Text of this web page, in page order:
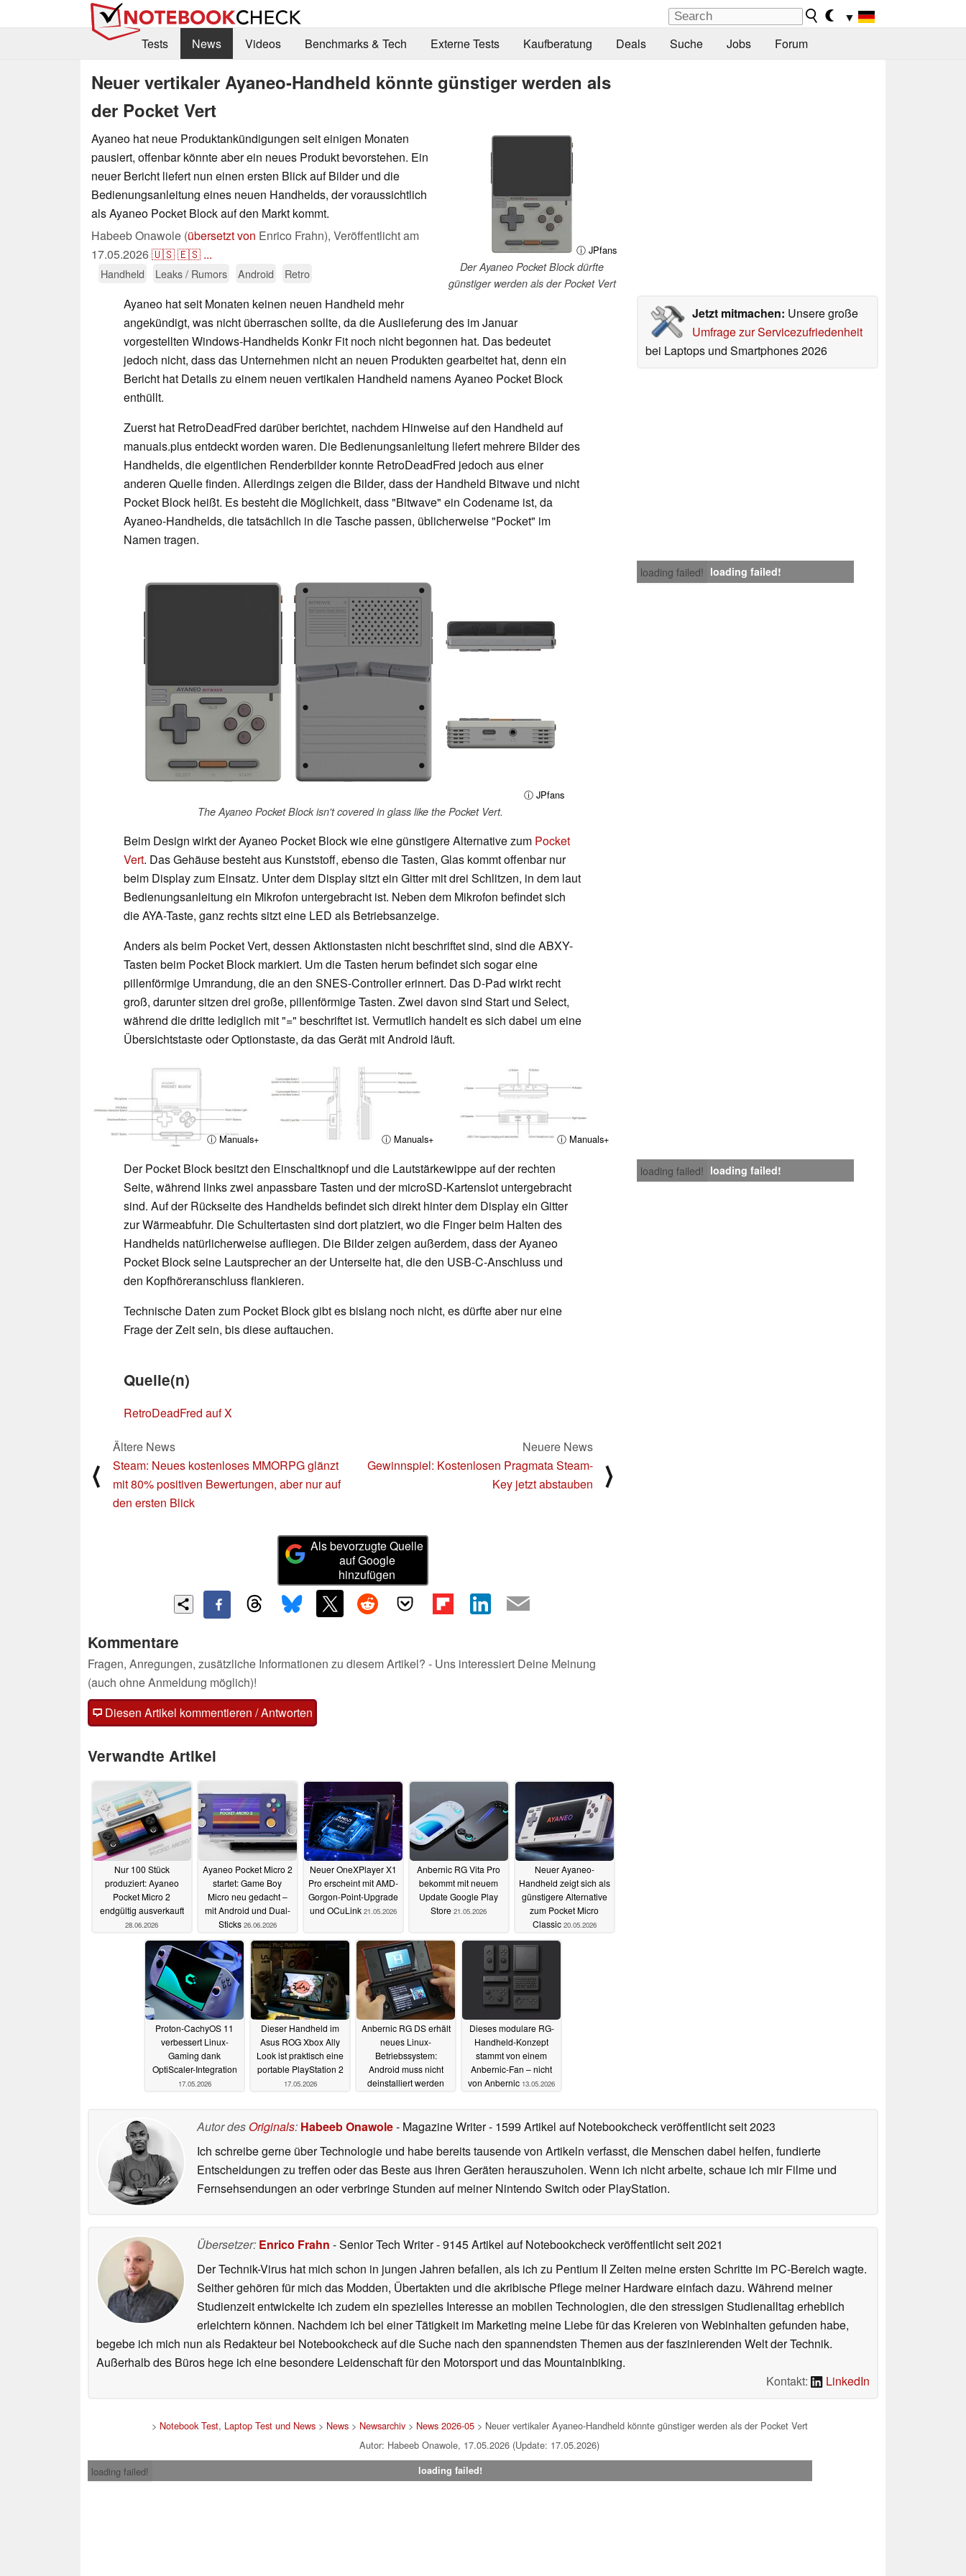
▼
Tests
News Videos Benchmarks & Tech Externe Tests Kaufberatung Deals Suche Jobs Forum
Neuer vertikaler Ayaneo-Handheld könnte günstiger werden als
der Pocket Vert
ⓘ JPfans
Der Ayaneo Pocket Block dürfte
günstiger werden als der Pocket Vert
Ayaneo hat neue Produktankündigungen seit einigen Monaten
pausiert, offenbar könnte aber ein neues Produkt bevorstehen. Ein
neuer Bericht liefert nun einen ersten Blick auf Bilder und die
Bedienungsanleitung eines neuen Handhelds, der voraussichtlich
als Ayaneo Pocket Block auf den Markt kommt.
Habeeb Onawole (übersetzt von Enrico Frahn), Veröffentlicht am
17.05.2026🇺🇸🇪🇸 ...
Handheld Leaks / Rumors Android Retro
Jetzt mitmachen: Unsere große
Umfrage zur Servicezufriedenheit
bei Laptops und Smartphones 2026
Ayaneo hat seit Monaten keinen neuen Handheld mehr
angekündigt, was nicht überraschen sollte, da die Auslieferung des im Januar
vorgestellten Windows-Handhelds Konkr Fit noch nicht begonnen hat. Das bedeutet
jedoch nicht, dass das Unternehmen nicht an neuen Produkten gearbeitet hat, denn ein
Bericht hat Details zu einem neuen vertikalen Handheld namens Ayaneo Pocket Block
enthüllt.
Zuerst hat RetroDeadFred darüber berichtet, nachdem Hinweise auf den Handheld auf
manuals.plus entdeckt worden waren. Die Bedienungsanleitung liefert mehrere Bilder des
Handhelds, die eigentlichen Renderbilder konnte RetroDeadFred jedoch aus einer
anderen Quelle finden. Allerdings zeigen die Bilder, dass der Handheld Bitwave und nicht
Pocket Block heißt. Es besteht die Möglichkeit, dass "Bitwave" ein Codename ist, da
Ayaneo-Handhelds, die tatsächlich in die Tasche passen, üblicherweise "Pocket" im
Namen tragen.
loading failed! loading failed!
ⓘ JPfans
The Ayaneo Pocket Block isn't covered in glass like the Pocket Vert.
Beim Design wirkt der Ayaneo Pocket Block wie eine günstigere Alternative zum Pocket
Vert. Das Gehäuse besteht aus Kunststoff, ebenso die Tasten, Glas kommt offenbar nur
beim Display zum Einsatz. Unter dem Display sitzt ein Gitter mit drei Schlitzen, in dem laut
Bedienungsanleitung ein Mikrofon untergebracht ist. Neben dem Mikrofon befindet sich
die AYA-Taste, ganz rechts sitzt eine LED als Betriebsanzeige.
Anders als beim Pocket Vert, dessen Aktionstasten nicht beschriftet sind, sind die ABXY-
Tasten beim Pocket Block markiert. Um die Tasten herum befindet sich sogar eine
pillenförmige Umrandung, die an den SNES-Controller erinnert. Das D-Pad wirkt recht
groß, darunter sitzen drei große, pillenförmige Tasten. Zwei davon sind Start und Select,
während die dritte lediglich mit "=" beschriftet ist. Vermutlich handelt es sich dabei um eine
Übersichtstaste oder Optionstaste, da das Gerät mit Android läuft.
ⓘ Manuals+ ⓘ Manuals+ ⓘ Manuals+
loading failed! loading failed!
Der Pocket Block besitzt den Einschaltknopf und die Lautstärkewippe auf der rechten
Seite, während links zwei anpassbare Tasten und der microSD-Kartenslot untergebracht
sind. Auf der Rückseite des Handhelds befindet sich direkt hinter dem Display ein Gitter
zur Wärmeabfuhr. Die Schultertasten sind dort platziert, wo die Finger beim Halten des
Handhelds natürlicherweise aufliegen. Die Bilder zeigen außerdem, dass der Ayaneo
Pocket Block seine Lautsprecher an der Unterseite hat, die den USB-C-Anschluss und
den Kopfhöreranschluss flankieren.
Technische Daten zum Pocket Block gibt es bislang noch nicht, es dürfte aber nur eine
Frage der Zeit sein, bis diese auftauchen.
Quelle(n)
RetroDeadFred auf X
⟨
Ältere News
Steam: Neues kostenloses MMORPG glänzt
mit 80% positiven Bewertungen, aber nur auf
den ersten Blick
Neuere News
Gewinnspiel: Kostenlosen Pragmata Steam-
Key jetzt abstauben
⟩
Als bevorzugte Quelle
auf Google
hinzufügen
Kommentare
Fragen, Anregungen, zusätzliche Informationen zu diesem Artikel? - Uns interessiert Deine Meinung
(auch ohne Anmeldung möglich)!
Diesen Artikel kommentieren / Antworten
Verwandte Artikel
Nur 100 Stück
produziert: Ayaneo
Pocket Micro 2
endgültig ausverkauft
28.06.2026
Ayaneo Pocket Micro 2
startet: Game Boy
Micro neu gedacht –
mit Android und Dual-
Sticks 26.06.2026
Neuer OneXPlayer X1
Pro erscheint mit AMD-
Gorgon-Point-Upgrade
und OCuLink 21.05.2026
Anbernic RG Vita Pro
bekommt mit neuem
Update Google Play
Store 21.05.2026
Neuer Ayaneo-
Handheld zeigt sich als
günstigere Alternative
zum Pocket Micro
Classic 20.05.2026
Proton-CachyOS 11
verbessert Linux-
Gaming dank
OptiScaler-Integration
17.05.2026
Dieser Handheld im
Asus ROG Xbox Ally
Look ist praktisch eine
portable PlayStation 2
17.05.2026
Anbernic RG DS erhält
neues Linux-
Betriebssystem:
Android muss nicht
deinstalliert werden
Dieses modulare RG-
Handheld-Konzept
stammt von einem
Anbernic-Fan – nicht
von Anbernic 13.05.2026
Autor des Originals: Habeeb Onawole- Magazine Writer- 1599 Artikel auf Notebookcheck veröffentlichtseit 2023
Ich schreibe gerne über Technologie und habe bereits tausende von Artikeln verfasst, die Menschen dabei helfen, fundierte
Entscheidungen zu treffen oder das Beste aus ihren Geräten herauszuholen. Wenn ich nicht arbeite, schaue ich mir Filme und
Fernsehsendungen an oder verbringe Stunden auf meiner Nintendo Switch oder PlayStation.
Übersetzer: Enrico Frahn - Senior Tech Writer- 9145 Artikel auf Notebookcheck veröffentlichtseit 2021
Der Technik-Virus hat mich schon in jungen Jahren befallen, als ich zu Pentium II Zeiten meine ersten Schritte im PC-Bereich wagte.
Seither gehören für mich das Modden, Übertakten und die akribische Pflege meiner Hardware einfach dazu. Während meiner
Studienzeit entwickelte ich zudem ein spezielles Interesse an mobilen Technologien, die den stressigen Studienalltag erheblich
erleichtern können. Nachdem ich bei einer Tätigkeit im Marketing meine Liebe für das Kreieren von Webinhalten gefunden habe,
begebe ich mich nun als Redakteur bei Notebookcheck auf die Suche nach den spannendsten Themen aus der faszinierenden Welt der Technik.
Außerhalb des Büros hege ich eine besondere Leidenschaft für den Motorsport und das Mountainbiking.
Kontakt:
LinkedIn
> Notebook Test, Laptop Test und News> News> Newsarchiv> News 2026-05> Neuer vertikaler Ayaneo-Handheld könnte günstiger werden als der Pocket Vert
Autor: Habeeb Onawole, 17.05.2026 (Update: 17.05.2026)
loading failed!
loading failed!